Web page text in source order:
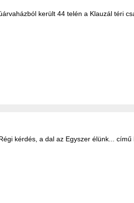
került 44 telén a Klauzál téri
kérdés, a dal az Egyszer élünk... című